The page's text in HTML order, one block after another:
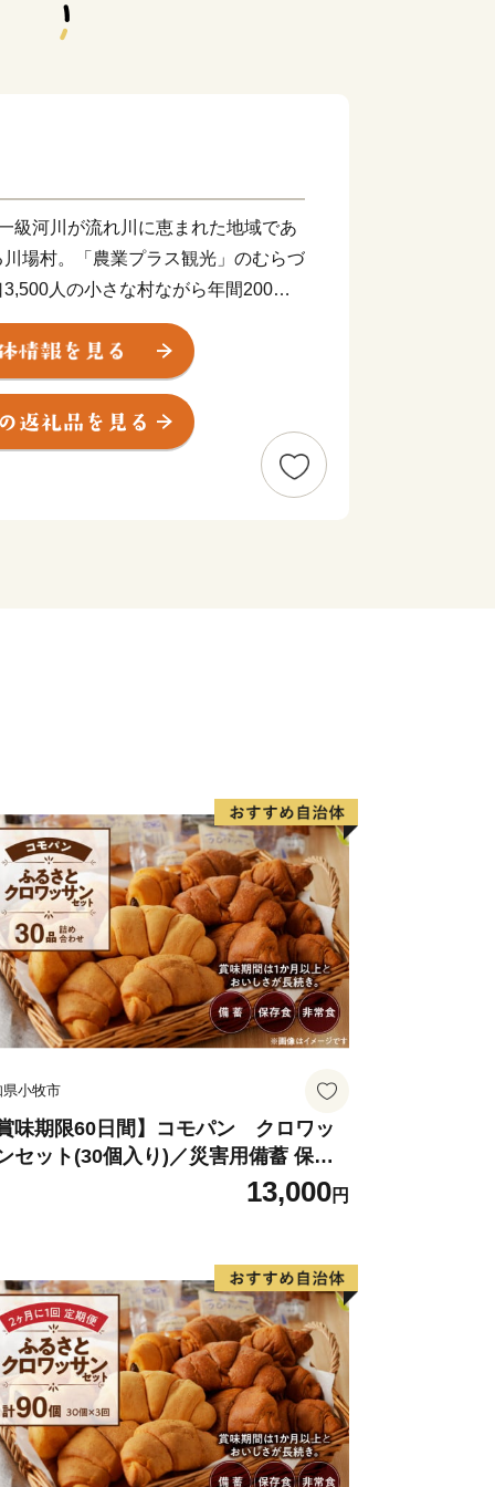
級河川が流れ川に恵まれた地域であ
場村。「農業プラス観光」のむらづ
人の小さな村ながら年間200万
の平均気温は11度。夏は涼しく、
めます。武尊山の雪解け水の恩恵を
物、畜産物は絶品。川場村の自然の
皆様のあたたかい寄附をお待ちして
以下の通りです。
便で送付します。
金確認から2か月ほどお時間をいた
況等により返礼品を変更し提供を中
を変更する場合、当村より申込者に
帰責事由なく申込者が返礼品を受領
負わないものとします。
の瑕疵等につき自己又はさとふるに
さとふるは代替品の提供損害賠償その
び問合わせ業務（寄附情報の提供サ
託し寄付申込情報を提供します。
礼品配送および配送情報等の確認方
。
業務をさとふるに委託しており寄付
ます。
県小牧市
賞味期限60日間】コモパン クロワッ
セット(30個入り)／災害用備蓄 保存
13,000円